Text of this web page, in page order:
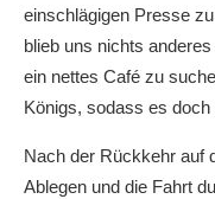
einschlägigen Presse
blieb uns nichts
ein nettes Café zu
Königs, sodass es
Nach der Rückkehr auf
Ablegen und die Fahrt